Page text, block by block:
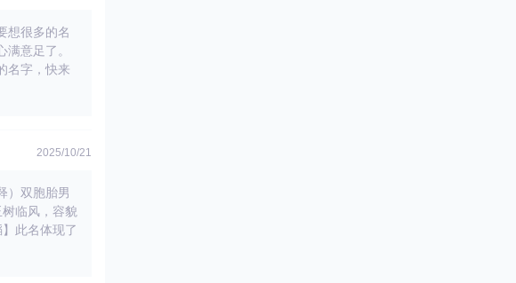
想很多的名
意足了。
名字，快来
2025/10/21
）双胞胎男
临风，容貌
此名体现了